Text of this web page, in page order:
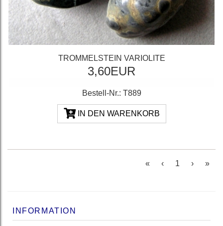
TROMMELSTEIN VARIOLITE
3,60EUR
Bestell-Nr.: T889
IN DEN WARENKORB
« ‹ 1 (current)
› »
INFORMATION